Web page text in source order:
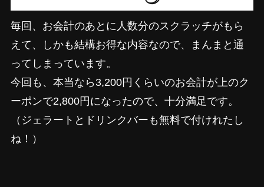
毎回、お会計のあとに人数分のスクラッチがもら
えて、しかも結構お得な内容なので、まんまと通
ってしまっています。
今回も、本当なら3,200円くらいのお会計が上のク
ーポンで2,800円になったので、十分満足です。
（ジェラートとドリンクバーも無料で付けれたし
ね！）